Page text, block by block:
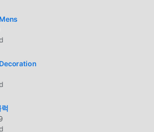
Чего же вы ждете, скачайте
Dress Up Будучи популярной
игровой процесс помог
количество поклонников по
от традиционных игр casual, в
Dress Up вам нужно пройти
новичков, чтобы вы могли легко
럭